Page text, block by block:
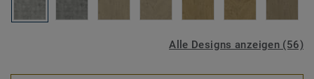
Alle Designs anzeigen (56)